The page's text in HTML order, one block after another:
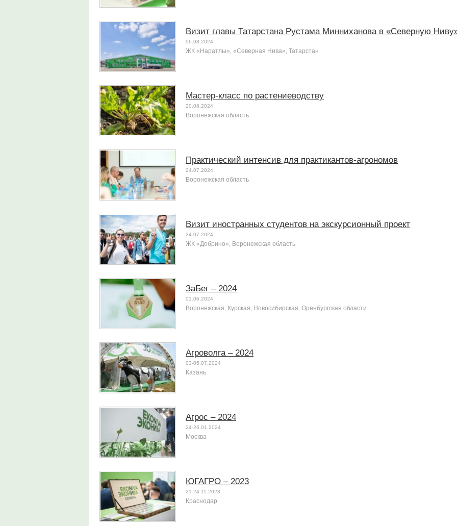
Визит главы Татарстана Рустама Минниханова в «Северную
06.08.2024
ЖК «Наратлы», «Северная Нива», Татарстан
Мастер-класс по растениеводству
20.08.2024
Воронежская область
Практический интенсив для практикантов-агрономов
24.07.2024
Воронежская область
Визит иностранных студентов на экскурсионный проект
24.07.2024
ЖК «Добрино», Воронежская область
ЗаБег – 2024
01.06.2024
Воронежская, Курская, Новосибирская, Оренбургская области
Агроволга – 2024
03-05.07.2024
Казань
Агрос – 2024
24-26.01.2024
Москва
ЮГАГРО – 2023
21-24.11.2023
Краснодар